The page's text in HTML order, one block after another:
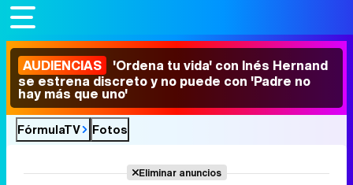
AUDIENCIAS 'Ordena tu vida' con Inés Hernand
se estrena discreto y no puede con 'Padre no
hay más que uno'
FórmulaTV Fotos
Eliminar anuncios